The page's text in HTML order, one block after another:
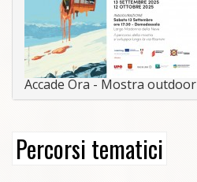
Accade Ora - Mostra outdoor
Percorsi tematici